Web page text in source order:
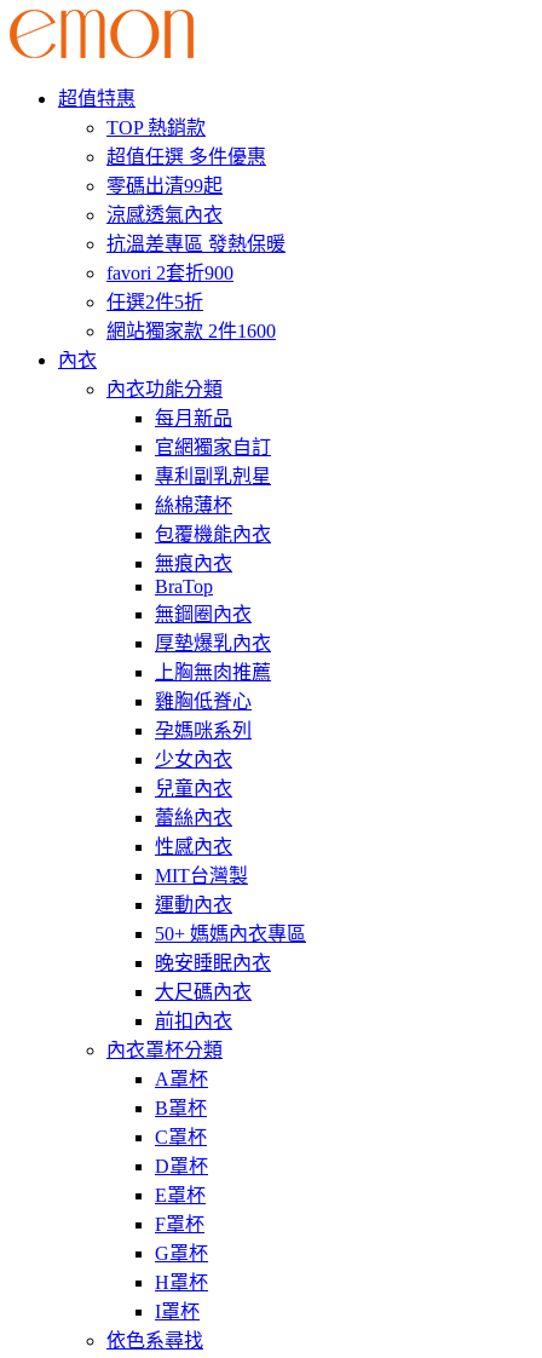
超值特惠
TOP 熱銷款
超值任選 多件優惠
零碼出清99起
涼感透氣內衣
抗溫差專區 發熱保暖
favori 2套折900
任選2件5折
網站獨家款 2件1600
內衣
內衣功能分類
每月新品
官網獨家自訂
專利副乳剋星
絲棉薄杯
包覆機能內衣
無痕內衣
BraTop
無鋼圈內衣
厚墊爆乳內衣
上胸無肉推薦
雞胸低脊心
孕媽咪系列
少女內衣
兒童內衣
蕾絲內衣
性感內衣
MIT台灣製
運動內衣
50+ 媽媽內衣專區
晚安睡眠內衣
大尺碼內衣
前扣內衣
內衣罩杯分類
A罩杯
B罩杯
C罩杯
D罩杯
E罩杯
F罩杯
G罩杯
H罩杯
I罩杯
依色系尋找